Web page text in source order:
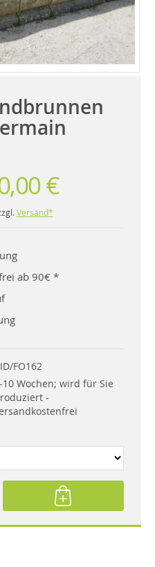
€
Versand*
ab 90€ *
FO162
10 Wochen; wird für Sie
-